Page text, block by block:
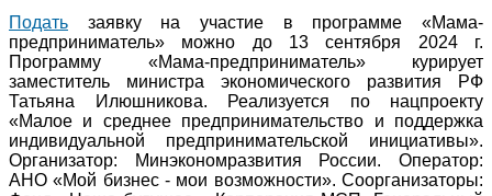
Подать заявку на участие в программе «Мама-
предприниматель» можно до 13 сентября 2024 г.
Программу «Мама-предприниматель» курирует
заместитель министра экономического развития РФ
Татьяна Илюшникова. Реализуется по нацпроекту
«Малое и среднее предпринимательство и поддержка
индивидуальной предпринимательской инициативы».
Организатор: Минэкономразвития России. Оператор:
АНО «Мой бизнес - мои возможности». Соорганизаторы: